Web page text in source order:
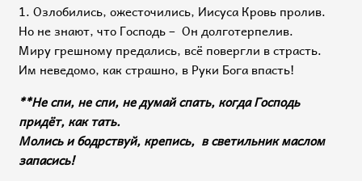
1. Озлобились, ожесточились, Иисуса Кровь пролив.
Но не знают, что Господь – Он долготерпелив.
Миру грешному предались, всё повергли в страсть.
Им неведомо, как страшно, в Руки Бога впасть!
**Не спи, не спи, не думай спать, когда Господь
придёт, как тать.
Молись и бодрствуй, крепись, в светильник маслом
запасись!